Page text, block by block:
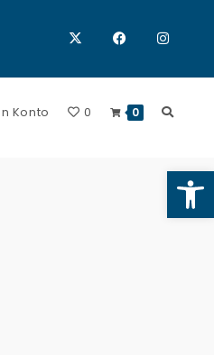
Konto 0 0